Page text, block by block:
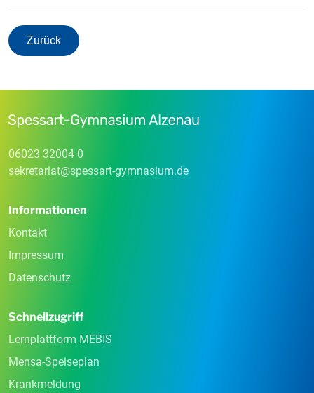
Zurück
06023 32004 0
sekretariat@spessart-gymnasium.de
Informationen
Kontakt
Impressum
Datenschutz
Schnellzugriff
Lernplattform MEBIS
Mensa-Speiseplan
Krankmeldung